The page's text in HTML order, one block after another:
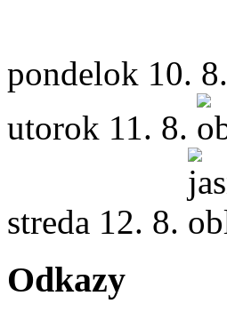
pondelok 10. 8.
utorok 11. 8.
streda 12. 8.
Odkazy